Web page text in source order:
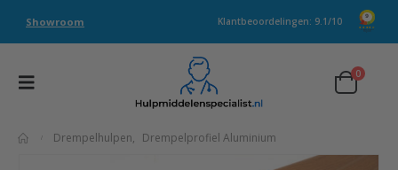
Showroom Klantbeoordelingen: 9.1/10
0
Drempelhulpen, Drempelprofiel Aluminium